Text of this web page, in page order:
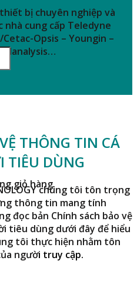
bị chuyên nghiệp và
nhà cung cấp Teledyne
Opsis – Youngin –
Nanalysis…
giỏ hàng.
THÔNG TIN CÁ
TIÊU DÙNG
chúng tôi tôn trọng
thông tin mang tính
đọc bản Chính sách bảo vệ
tiêu dùng dưới đây để hiểu
tôi thực hiện nhằm tôn
người truy cập.